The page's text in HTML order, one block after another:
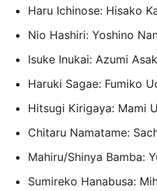
Haru Ichinose: Hisako
Nio Hashiri: Yoshino
Isuke Inukai: Azumi
Haruki Sagae: Fumiko
Hitsugi Kirigaya: Mami
Chitaru Namatame:
Mahiru/Shinya Bamba:
Sumireko Hanabusa: